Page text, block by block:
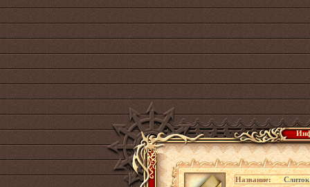
Название:
Слиток